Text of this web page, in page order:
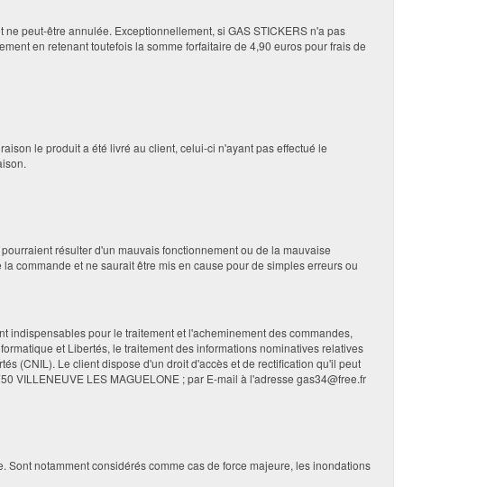
peut-être annulée. Exceptionnellement, si GAS STICKERS n'a pas
en retenant toutefois la somme forfaitaire de 4,90 euros pour frais de
le produit a été livré au client, celui-ci n'ayant pas effectué le
résulter d'un mauvais fonctionnement ou de la mauvaise
commande et ne saurait être mis en cause pour de simples erreurs ou
indispensables pour le traitement et l'acheminement des commandes,
et Libertés, le traitement des informations nominatives relatives
(CNIL). Le client dispose d'un droit d'accès et de rectification qu'il peut
VILLENEUVE LES MAGUELONE ; par E-mail à l'adresse gas34@free.fr
notamment considérés comme cas de force majeure, les inondations